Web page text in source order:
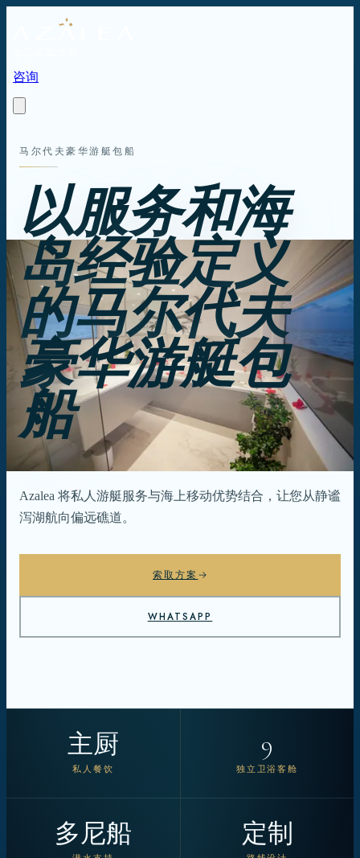
咨询
马尔代夫豪华游艇包船
以服务和海
岛经验定义
的马尔代夫
豪华游艇包
船
Azalea 将私人游艇服务与海上移动优势结合，让您从静谧
泻湖航向偏远礁道。
索取方案
WHATSAPP
主厨
私人餐饮
9
独立卫浴客舱
多尼船 定制